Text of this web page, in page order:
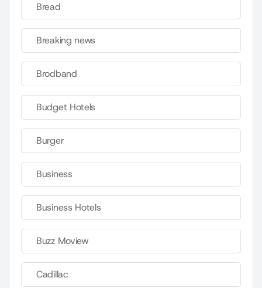
Bread
Breaking news
Brodband
Budget Hotels
Burger
Business
Business Hotels
Buzz Moview
Cadillac